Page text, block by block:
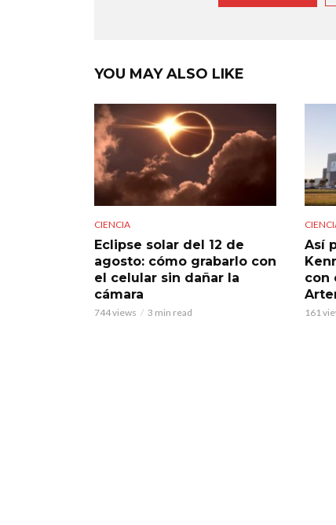
YOU MAY ALSO LIKE
CIENCIA
Eclipse solar del 12 de
agosto: cómo grabarlo con
el celular sin dañar la
cámara
744 views 3 min read
Así
con
161